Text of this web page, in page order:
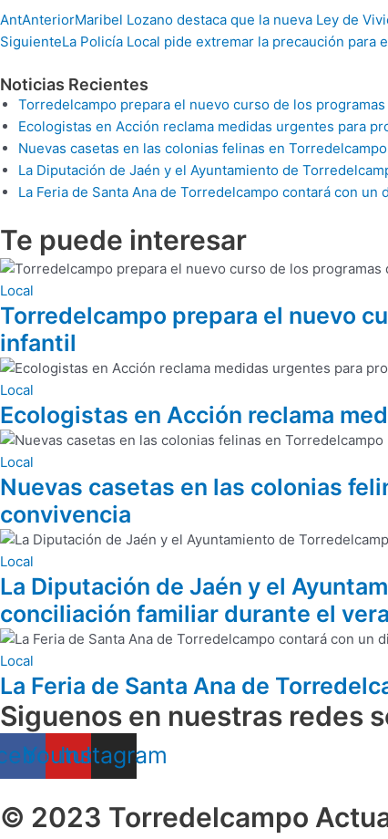
AntAnteriorMaribel Lozano destaca que la nueva Ley de
SiguienteLa Policía Local pide extremar la precaución
Noticias Recientes
Torredelcampo prepara el nuevo curso de los
Ecologistas en Acción reclama medidas urgentes para
Nuevas casetas en las colonias felinas en
La Diputación de Jaén y el Ayuntamiento de
La Feria de Santa Ana de Torredelcampo contará con
Te puede interesar
Local
Torredelcampo prepara el nuevo
infantil
Local
Ecologistas en Acción reclama
Local
Nuevas casetas en las colonias
convivencia
Local
La Diputación de Jaén y el
conciliación familiar durante el
Local
La Feria de Santa Ana de
Siguenos en nuestras redes
Youtube
Instagram
© 2023 Torredelcampo